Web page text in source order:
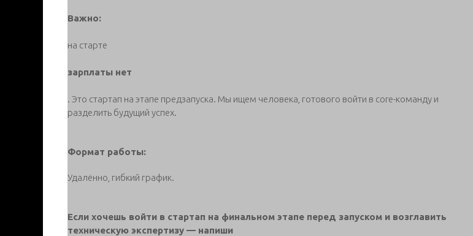
Важно:
на старте
зарплаты нет
. Это стартап на этапе предзапуска. Мы ищем человека, готового войти в core-команду и
разделить будущий успех.
Формат работы:
Удалённо, гибкий график.
Если хочешь войти в стартап на финальном этапе перед запуском и возглавить
техническую экспертизу — напиши